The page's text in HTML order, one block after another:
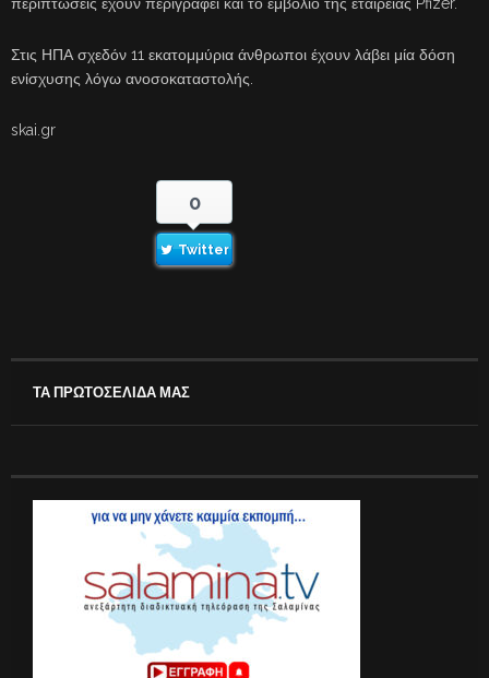
Στις ΗΠΑ σχεδόν 11 εκατομμύρια άνθρωποι έχουν λάβει μία δόση
ενίσχυσης λόγω ανοσοκαταστολής.
skai.gr
0
Twitter
ΤΑ ΠΡΩΤΟΣΕΛΙΔΑ ΜΑΣ